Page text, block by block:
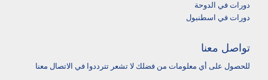
دورات في الدوحة
دورات في اسطنبول
تواصل معنا
للحصول على أي معلومات من فضلك لا تشعر تترددوا في الاتصال معنا